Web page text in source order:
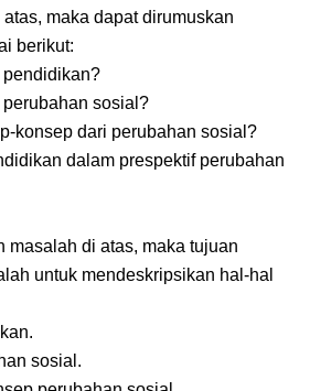
maka dapat dirumuskan
berikut:
pendidikan?
sosial?
konsep dari perubahan sosial?
dalam prespektif perubahan
masalah di atas, maka tujuan
untuk mendeskripsikan hal-hal
sosial.